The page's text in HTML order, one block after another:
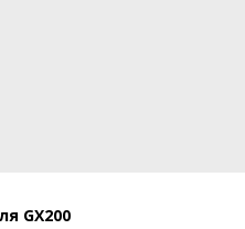
GX200